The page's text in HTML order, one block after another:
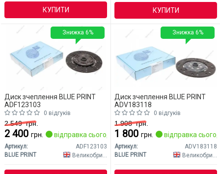
КУПИТИ КУПИТИ
Диск зчеплення BLUE PRINT
ADF123103
0 відгуків
2 549грн.
2 400 грн. відправка сьогодні
Артикул:
ADF123103
BLUE PRINT
Великобританія
Знижка 6%
Диск зчеплення BLUE PRINT
ADV183118
0 відгуків
1 908грн.
1 800 грн. відправка
Артикул:
ADV183118
BLUE PRINT
Великобританія
Знижка 6%